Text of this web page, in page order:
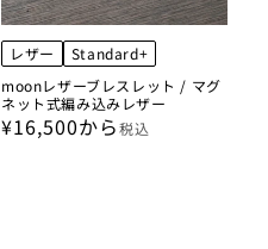
レザー
Standard+
moonレザーブレスレット / マグ
ネット式編み込みレザー
¥16,500から税込